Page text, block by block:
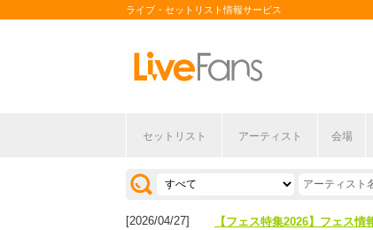
ライブ・セットリスト情報サービス
セットリスト アーティスト 会場
[2026/07/28] 【ライブ動員ランキング】
[2026/04/27] 【フェス特集2026】フェス情